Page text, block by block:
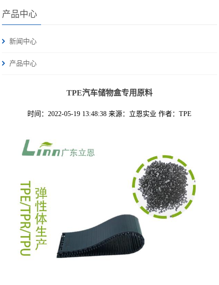
产品中心
新闻中心
产品中心
TPE汽车储物盒专用原料
时间：2022-05-19 13:48:38 来源：立恩实业 作者：TPE